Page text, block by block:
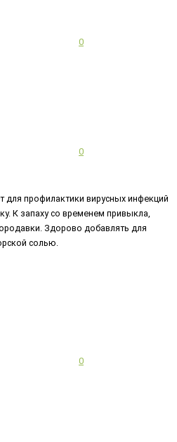
0
0
профилактики вирусных инфекций
К запаху со временем привыкла,
Здорово добавлять для
солью.
0